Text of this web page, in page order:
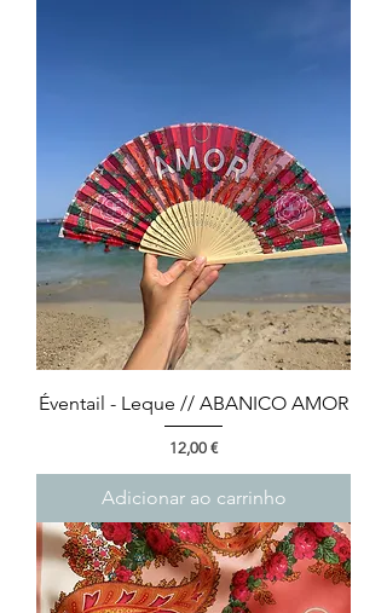
Éventail - Leque // ABANICO AMOR
Preço
12,00 €
Adicionar ao carrinho